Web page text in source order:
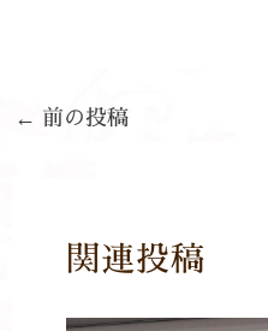
← 前の投稿
関連投稿